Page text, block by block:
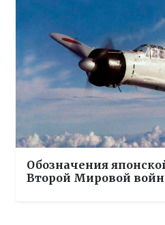
Обозначения
Второй Мировой